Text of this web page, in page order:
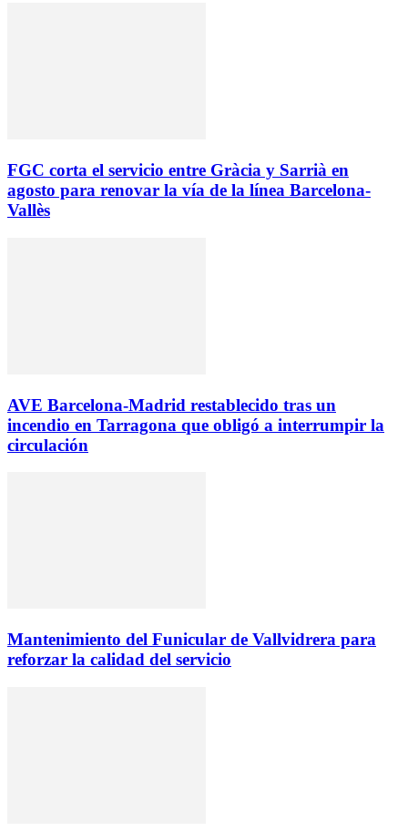
FGC corta el servicio entre Gràcia y Sarrià en
agosto para renovar la vía de la línea Barcelona-
Vallès
AVE Barcelona-Madrid restablecido tras un
incendio en Tarragona que obligó a interrumpir la
circulación
Mantenimiento del Funicular de Vallvidrera para
reforzar la calidad del servicio